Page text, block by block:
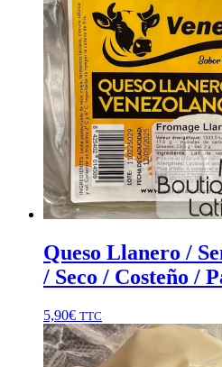
Queso Llanero /
/ Seco / Costeño /
5,90€ TTC